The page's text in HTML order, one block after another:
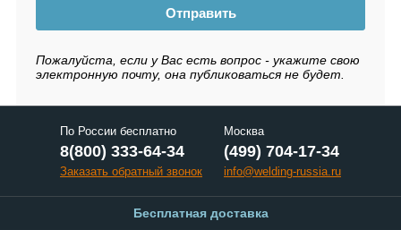
Отправить
Пожалуйста, если у Вас есть вопрос - укажите свою
электронную почту, она публиковаться не будет.
По России бесплатно
8(800) 333-64-34
Заказать обратный звонок
Москва
(499) 704-17-34
info@welding-russia.ru
Бесплатная доставка